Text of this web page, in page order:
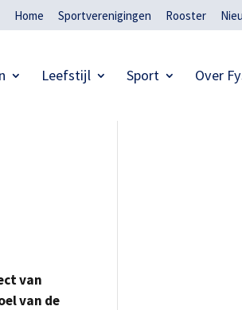
Home Sportverenigingen Rooster
Leefstijl Sport Over
van
van de